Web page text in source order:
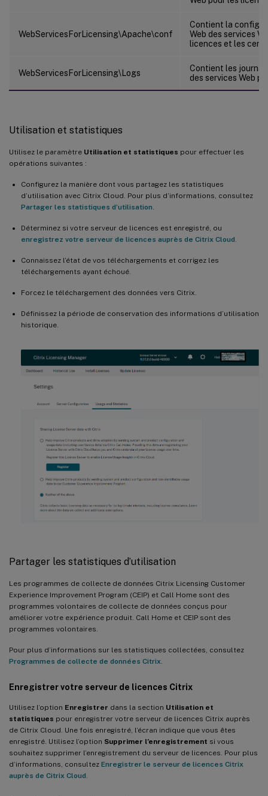
WebServicesForLicensing\Apache\conf
Contient la
Web des services
licences et les
WebServicesForLicensing\Logs
Contient les
des services Web
Utilisation et statistiques
Utilisez le paramètre Utilisation et statistiques pour effectuer les
opérations suivantes :
Configurez la manière dont vous partagez les statistiques
d’utilisation avec Citrix Cloud. Pour plus d’informations, consultez
Partager les statistiques d’utilisation.
Déterminez si votre serveur de licences est enregistré, ou
enregistrez votre serveur de licences auprès de Citrix Cloud.
Connaissez l’état de vos téléchargements et corrigez les
téléchargements ayant échoué.
Forcez le téléchargement des données vers Citrix.
Définissez la période de conservation des informations d’utilisation
historique.
Partager les statistiques d’utilisation
Les programmes de collecte de données Citrix Licensing Customer
Experience Improvement Program (CEIP) et Call Home sont des
programmes volontaires de collecte de données conçus pour
améliorer votre expérience produit. Call Home et CEIP sont des
programmes volontaires.
Pour plus d’informations sur les statistiques collectées, consultez
Programmes de collecte de données Citrix.
Enregistrer votre serveur de licences Citrix
Utilisez l’option Enregistrer dans la section Utilisation et
statistiques pour enregistrer votre serveur de licences Citrix auprès
de Citrix Cloud. Une fois enregistré, l’écran indique que vous êtes
enregistré. Utilisez l’option Supprimer l’enregistrement si vous
souhaitez supprimer l’enregistrement du serveur de licences. Pour plus
d’informations, consultez Enregistrer le serveur de licences Citrix
auprès de Citrix Cloud.